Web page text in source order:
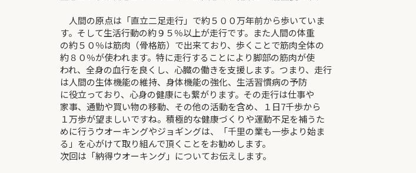
人間の原点は「直立二足走行」で約５００万年前から歩いていま
す。そして生活行動の約９５％以上が走行です。また人間の体重
の約５０％は筋肉（骨格筋）で出来ており、歩くことで筋肉全体の
約８０％が使われます。特に走行することにより脚部の筋肉が使
われ、全身の血行を良くし、心臓の働きを支援します。つまり、走行
は人間の生体機能の維持、身体機能の強化、生活習慣病の予防
に役立っており、心身の健康にも繋がります。その走行は仕事や
家事、通勤や買い物の移動、その他の活動を含め、１日7千歩から
１万歩が望ましいですね。積極的な健康づくりや運動不足を補うた
めに行うウオーキングやジョギングは、「千里の業も一歩より始ま
る」を心がけて取り組んで頂くことをお勧めします。
次回は「納得ウオーキング」についてお伝えします。